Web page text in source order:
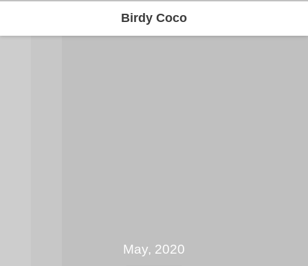
Birdy Coco
May, 2020